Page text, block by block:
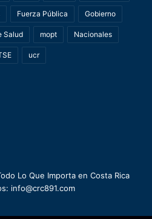
Fuerza Pública Gobierno
Salud mopt Nacionales
ucr
Lo Que Importa en Costa Rica
info@crc891.com